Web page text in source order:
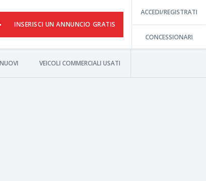
INSERISCI UN ANNUNCIO GRATIS
ACCEDI/REGISTRATI
CONCESSIONARI
VEICOLI COMMERCIALI USATI